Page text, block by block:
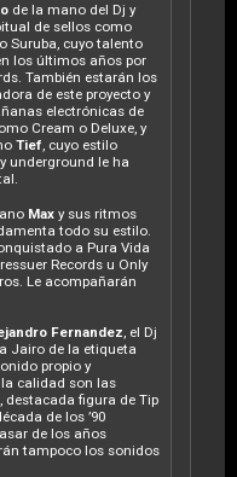
de la mano del Dj y
de sellos como
Suruba, cuyo talento
los últimos años por
También estarán los
de este proyecto y
electrónicas de
Cream o Deluxe, y
Tief, cuyo estilo
underground le ha
Max y sus ritmos
todo su estilo.
a Pura Vida
Records u Only
Le acompañarán
Fernandez, el Dj
Jairo de la etiqueta
propio y
la calidad son las
, destacada figura de Tip
de los ’90
de los años
tampoco los sonidos